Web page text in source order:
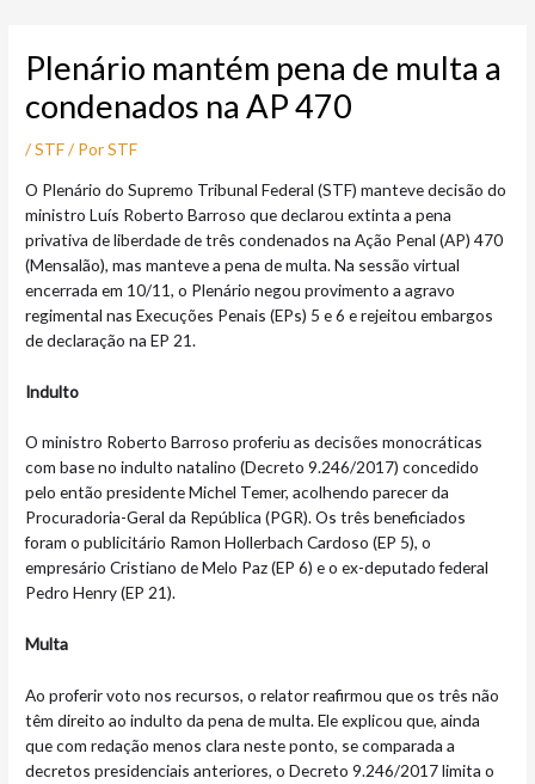
conteúdo
Plenário mantém pena de multa a
condenados na AP 470
/STF/ PorSTF
O Plenário do Supremo Tribunal Federal (STF) manteve decisão do
ministro Luís Roberto Barroso que declarou extinta a pena
privativa de liberdade de três condenados na Ação Penal (AP) 470
(Mensalão), mas manteve a pena de multa. Na sessão virtual
encerrada em 10/11, o Plenário negou provimento a agravo
regimental nas Execuções Penais (EPs) 5 e 6 e rejeitou embargos
de declaração na EP 21.
Indulto
O ministro Roberto Barroso proferiu as decisões monocráticas
com base no indulto natalino (Decreto 9.246/2017) concedido
pelo então presidente Michel Temer, acolhendo parecer da
Procuradoria-Geral da República (PGR). Os três beneficiados
foram o publicitário Ramon Hollerbach Cardoso (EP 5), o
empresário Cristiano de Melo Paz (EP 6) e o ex-deputado federal
Pedro Henry (EP 21).
Multa
Ao proferir voto nos recursos, o relator reafirmou que os três não
têm direito ao indulto da pena de multa. Ele explicou que, ainda
que com redação menos clara neste ponto, se comparada a
decretos presidenciais anteriores, o Decreto 9.246/2017 limita o